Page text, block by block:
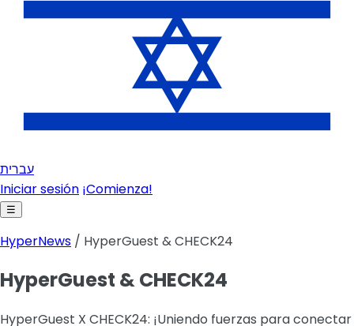
עברית
Iniciar sesión ¡Comienza!
☰
HyperNews / HyperGuest & CHECK24
HyperGuest & CHECK24
HyperGuest X CHECK24: ¡Uniendo fuerzas para conectar